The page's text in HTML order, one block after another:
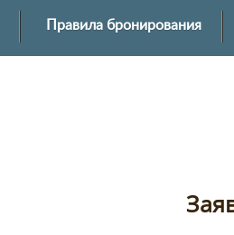
Правила бронирования